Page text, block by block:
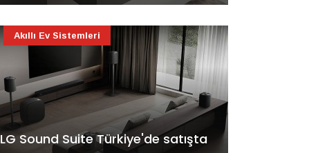
LG Sound Suite Türkiye'de satışta
Akıllı Ev Sistemleri